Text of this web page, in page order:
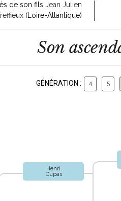
de son fils Jean Julien
(Loire-Atlantique)
Son
GÉNÉRATION : 4 5
Henri
Dupas